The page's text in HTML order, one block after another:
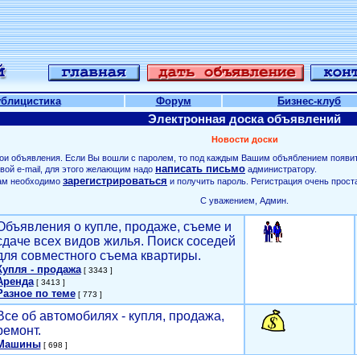
Форум Бизнес-клуб
Электронная доска объявлений
Новости доски
объявления. Если Вы вошли с паролем, то под каждым Вашим объяблением
е-mail, для этого желающим надо написать письмо администратору.
необходимо зарегистрироваться и получить пароль. Регистрация очень
С уважением, Админ.
о купле, продаже, съеме и
всех видов жилья. Поиск соседей
совместного съема квартиры.
- продажа[ 3343 ]
[ 3413 ]
по теме[ 773 ]
об автомобилях - купля, продажа,
[ 698 ]